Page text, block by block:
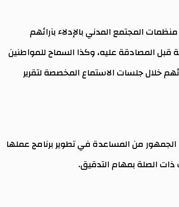
المجتمع المدني بالإدلاء بآرائهم
قبل المصادقة عليه، وكذا السماح للمواطنين
خلال جلسات الاستماع المخصصة لتقرير
من المساعدة في تطوير برنامج عملها
ذات الصلة بمهام التدقيق.